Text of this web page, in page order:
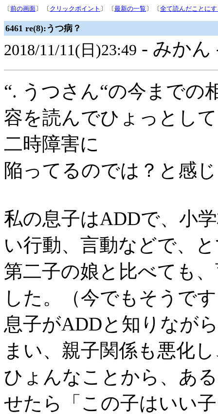
〔前の画面〕 〔 クリックポイント 〕 〔最新の一覧 〕 〔全て読んだことに
6461 re(8):うつ病？
2018/11/11(日)23:49 - みか
“. うつさん“の今までの
容を読んでひょっとし
二時障害に
陥ってるのでは？と感
私の息子はADDで、小
い行動、言動などで、
第二子の娘と比べても
した。（今でもそうで
息子がADDと知りなが
まい、親子関係も悪化
ひょんなことから、あ
せたら「この子はいい